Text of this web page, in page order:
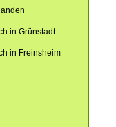
in Grünstadt
in Freinsheim